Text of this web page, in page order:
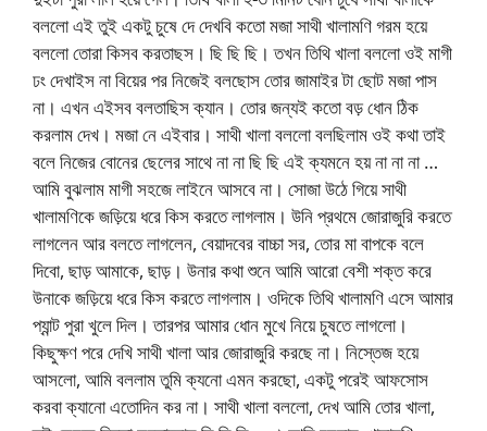
বললো এই তুই একটু চুষে দে দেখবি কতো মজা সাথী খালামণি গরম হয়ে
বললো তোরা কিসব করতাছস। ছি ছি ছি। তখন তিথি খালা বললো ওই মাগী
ঢং দেখাইস না বিয়ের পর নিজেই বলছোস তোর জামাইর টা ছোট মজা পাস
না। এখন এইসব বলতাছিস ক্যান। তোর জন্যই কতো বড় ধোন ঠিক
করলাম দেখ। মজা নে এইবার। সাথী খালা বললো বলছিলাম ওই কথা তাই
বলে নিজের বোনের ছেলের সাথে না না ছি ছি এই ক্যমনে হয় না না না …
আমি বুঝলাম মাগী সহজে লাইনে আসবে না। সোজা উঠে গিয়ে সাথী
খালামণিকে জড়িয়ে ধরে কিস করতে লাগলাম। উনি প্রথমে জোরাজুরি করতে
লাগলেন আর বলতে লাগলেন, বেয়াদবের বাচ্চা সর, তোর মা বাপকে বলে
দিবো, ছাড় আমাকে, ছাড়। উনার কথা শুনে আমি আরো বেশী শক্ত করে
উনাকে জড়িয়ে ধরে কিস করতে লাগলাম। ওদিকে তিথি খালামণি এসে আমার
প্যান্ট পুরা খুলে দিল। তারপর আমার ধোন মুখে নিয়ে চুষতে লাগলো।
কিছুক্ষণ পরে দেখি সাথী খালা আর জোরাজুরি করছে না। নিস্তেজ হয়ে
আসলো, আমি বললাম তুমি ক্যনো এমন করছো, একটু পরেই আফসোস
করবা ক্যানো এতোদিন কর না। সাথী খালা বললো, দেখ আমি তোর খালা,